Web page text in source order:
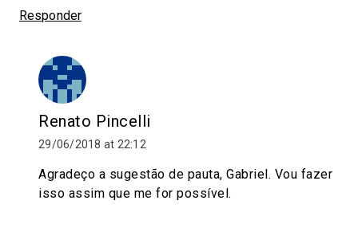
Responder
Renato Pincelli
29/06/2018 at 22:12
Agradeço a sugestão de pauta, Gabriel. Vou fazer
isso assim que me for possível.